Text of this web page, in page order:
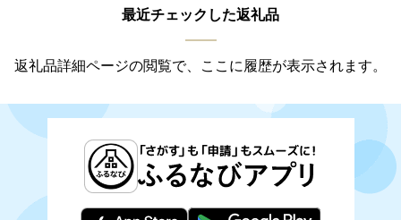
最近チェックした返礼品
返礼品詳細ページの閲覧で、ここに履歴が表示されます。